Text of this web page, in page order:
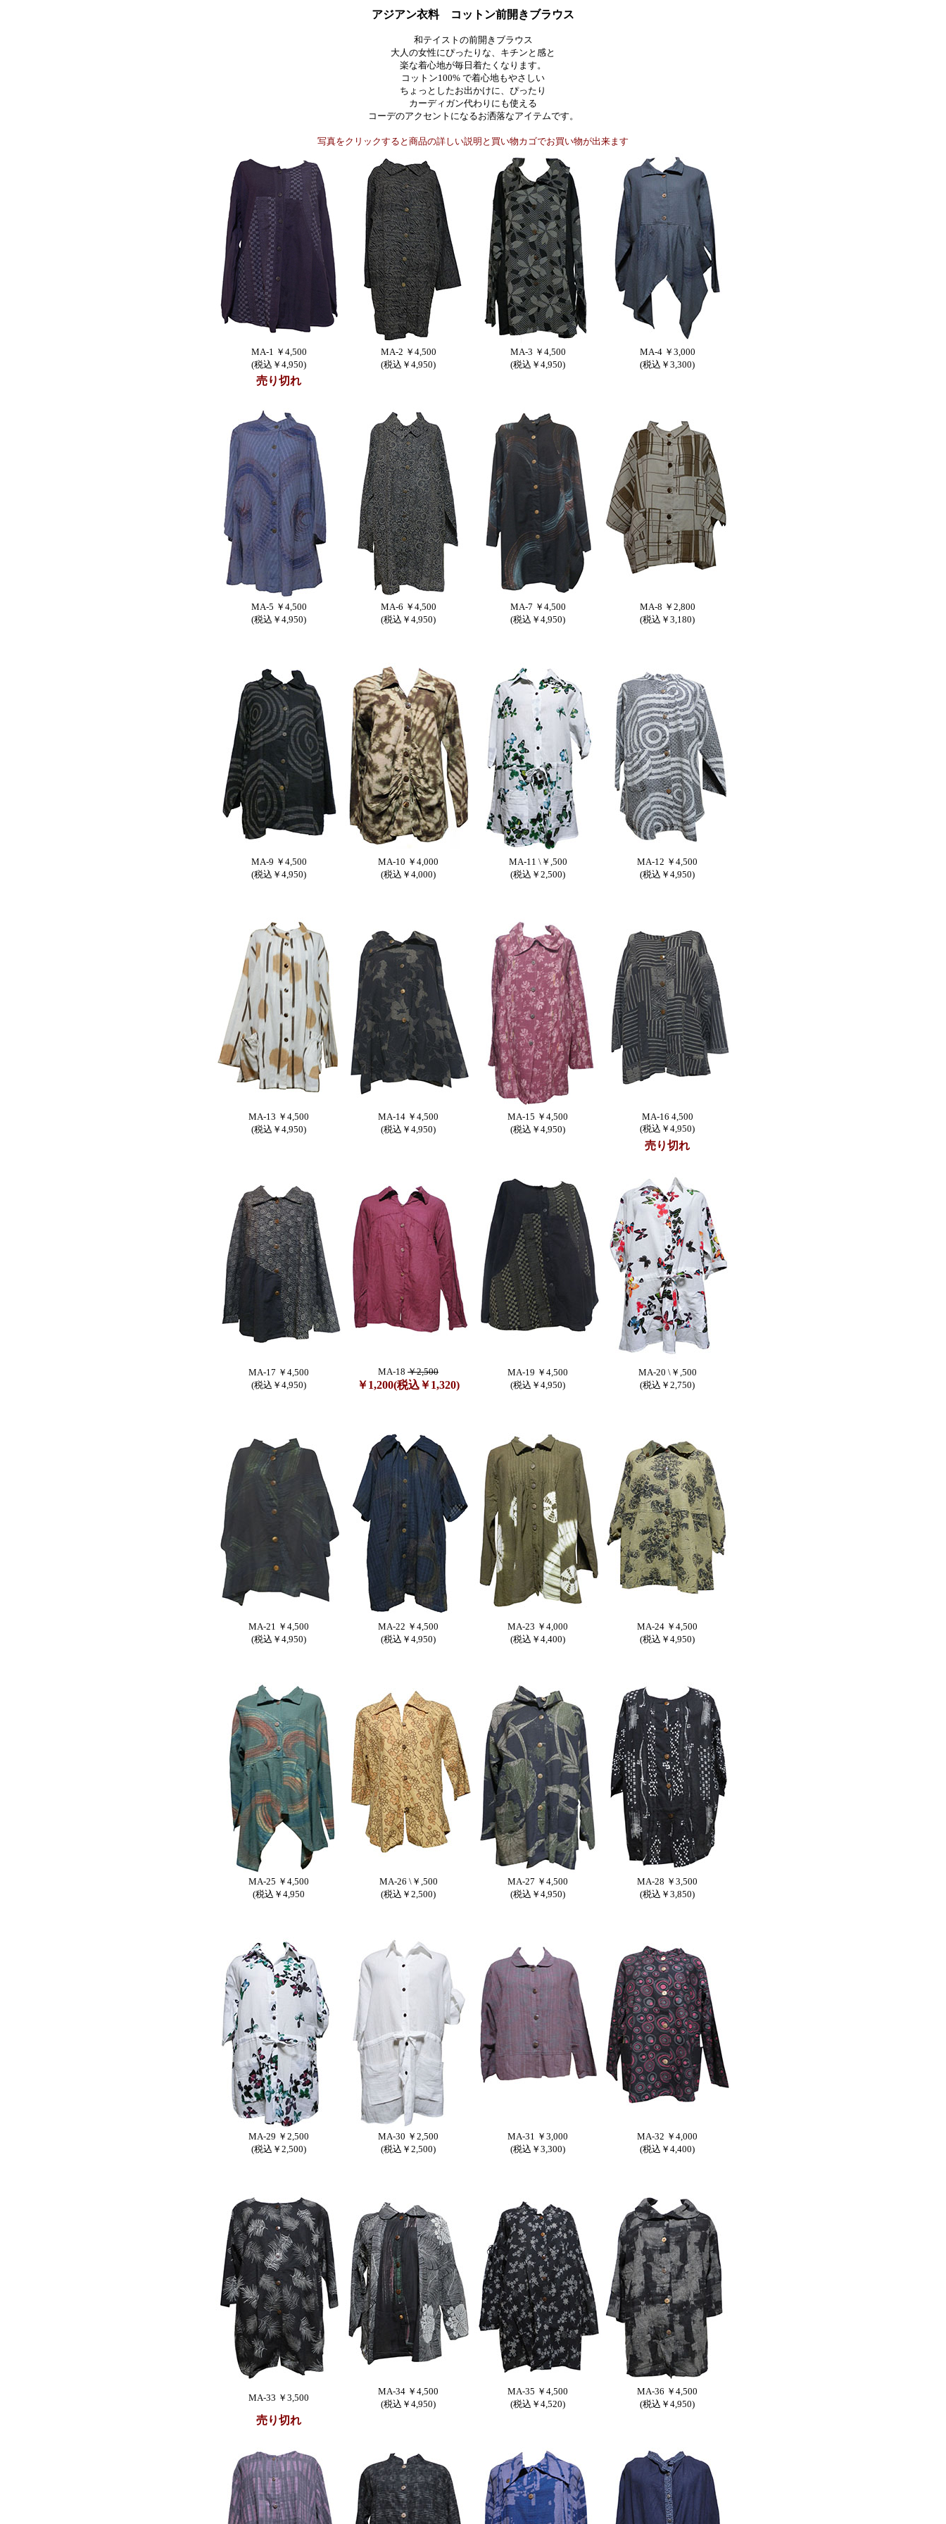
アジアン衣料 コットン前開きブラウス
和テイストの前開きブラウス
大人の女性にぴったりな、キチンと感と
楽な着心地が毎日着たくなります。
コットン100% で着心地もやさしい
ちょっとしたお出かけに、ぴったり
カーディガン代わりにも使える
コーデのアクセントになるお洒落なアイテムです。
写真をクリックすると商品の詳しい説明と買い物カゴでお買い物が出来ます
MA-1 ￥4,500
(税込￥4,950)
MA-2 ￥4,500
(税込￥4,950)
MA-3 ￥4,500
(税込￥4,950)
MA-4 ￥3,000
(税込￥3,300)
売り切れ
MA-5 ￥4,500
(税込￥4,950)
MA-6 ￥4,500
(税込￥4,950)
MA-7 ￥4,500
(税込￥4,950)
MA-8 ￥2,800
(税込￥3,180)
MA-9 ￥4,500
(税込￥4,950)
MA-10 ￥4,000
(税込￥4,000)
MA-11 \￥,500
(税込￥2,500)
MA-12 ￥4,500
(税込￥4,950)
MA-13 ￥4,500
(税込￥4,950)
MA-14 ￥4,500
(税込￥4,950)
MA-15 ￥4,500
(税込￥4,950)
MA-16 4,500
(税込￥4,950)
売り切れ
MA-17 ￥4,500
(税込￥4,950)
MA-18 ￥2,500
￥1,200(税込￥1,320)
MA-19 ￥4,500
(税込￥4,950)
MA-20 \￥,500
(税込￥2,750)
MA-21 ￥4,500
(税込￥4,950)
MA-22 ￥4,500
(税込￥4,950)
MA-23 ￥4,000
(税込￥4,400)
MA-24 ￥4,500
(税込￥4,950)
MA-25 ￥4,500
(税込￥4,950
MA-26 \￥,500
(税込￥2,500)
MA-27 ￥4,500
(税込￥4,950)
MA-28 ￥3,500
(税込￥3,850)
MA-29 ￥2,500
(税込￥2,500)
MA-30 ￥2,500
(税込￥2,500)
MA-31 ￥3,000
(税込￥3,300)
MA-32 ￥4,000
(税込￥4,400)
MA-33 ￥3,500
MA-34 ￥4,500
(税込￥4,950)
MA-35 ￥4,500
(税込￥4,520)
MA-36 ￥4,500
(税込￥4,950)
売り切れ